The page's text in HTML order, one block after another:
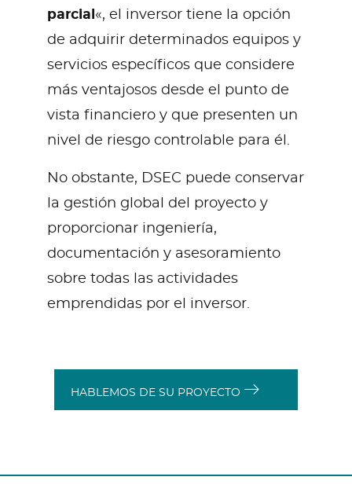
parcial«, el inversor tiene la opción
de adquirir determinados equipos y
servicios específicos que considere
más ventajosos desde el punto de
vista financiero y que presenten un
nivel de riesgo controlable para él.
No obstante, DSEC puede conservar
la gestión global del proyecto y
proporcionar ingeniería,
documentación y asesoramiento
sobre todas las actividades
emprendidas por el inversor.
HABLEMOS DE SU PROYECTO